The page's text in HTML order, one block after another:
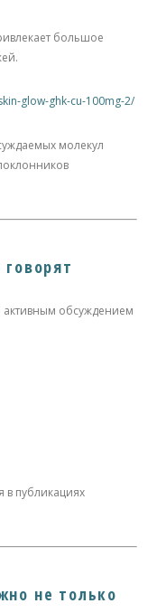
большое
glow-ghk-cu-100mg-2/
молекул
активным обсуждением
в публикациях
не только